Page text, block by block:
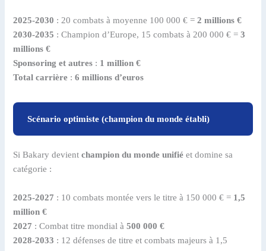
2025-2030 : 20 combats à moyenne 100 000 € =2 millions €
2030-2035 : Champion d’Europe, 15 combats à 200 000 € =3
millions €
Sponsoring et autres : 1 million €
Total carrière :6 millions d’euros
Scénario optimiste (champion du monde établi)
Si Bakary devientchampion du monde unifié et domine sa
catégorie :
2025-2027 : 10 combats montée vers le titre à 150 000 € = 1,5
million €
2027 : Combat titre mondial à500 000 €
2028-2033 : 12 défenses de titre et combats majeurs à 1,5